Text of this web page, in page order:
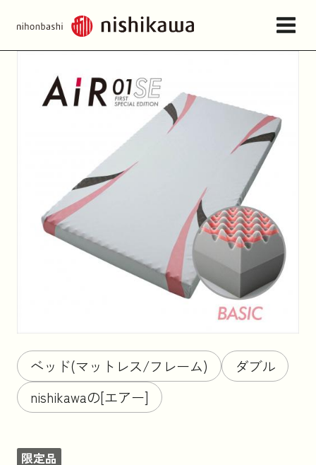
店舗情報・アクセス
ねむりの相談所
日本橋西川について
商品一覧
お知らせ
コラム
ベッド(マットレス/フレーム)
ダブル
nishikawaの[エアー]
限定品